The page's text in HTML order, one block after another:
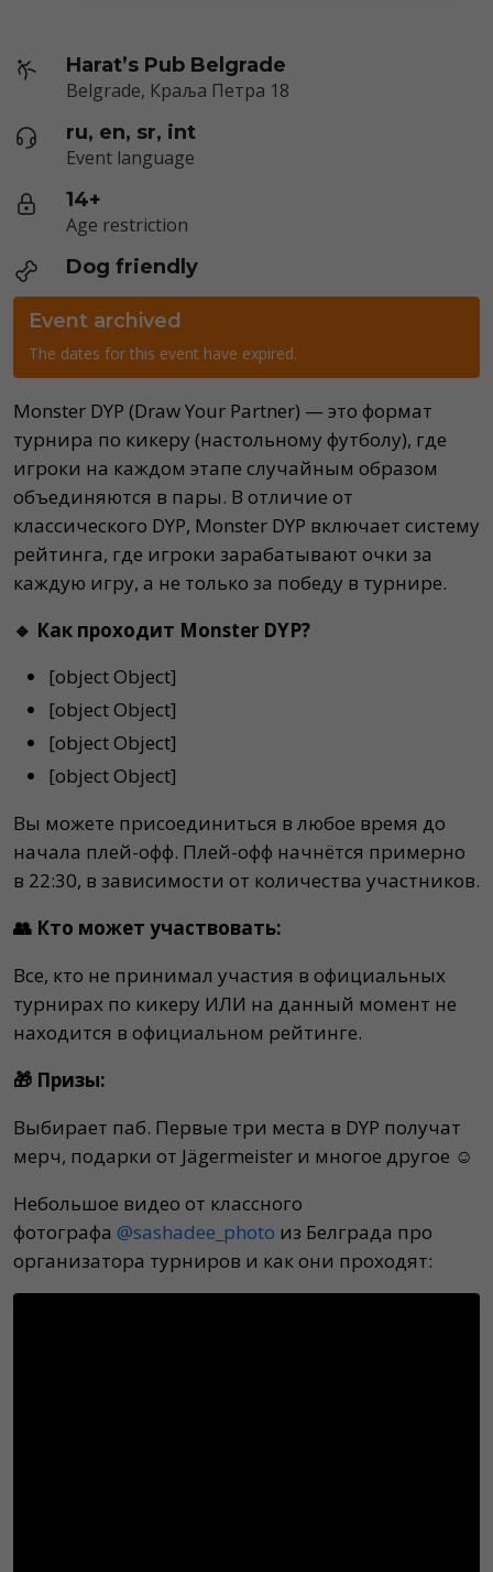
Harat’s Pub Belgrade
Belgrade, Краља Петра 18
ru, en, sr, int
Event language
14+
Age restriction
Dog friendly
Event archived
The dates for this event have expired.
Monster DYP (Draw Your Partner) — это формат
турнира по кикеру (настольному футболу), где
игроки на каждом этапе случайным образом
объединяются в пары. В отличие от
классического DYP, Monster DYP включает систему
рейтинга, где игроки зарабатывают очки за
каждую игру, а не только за победу в турнире.
🔹 Как проходит Monster DYP?
[object Object]
[object Object]
[object Object]
[object Object]
Вы можете присоединиться в любое время до
начала плей-офф. Плей-офф начнётся примерно
в 22:30, в зависимости от количества участников.
👥 Кто может участвовать:
Все, кто не принимал участия в официальных
турнирах по кикеру ИЛИ на данный момент не
находится в официальном рейтинге.
🎁 Призы:
Выбирает паб. Первые три места в DYP получат
мерч, подарки от Jägermeister и многое другое ☺️
Небольшое видео от классного
фотографа @sashadee_photo из Белграда про
организатора турниров и как они проходят: